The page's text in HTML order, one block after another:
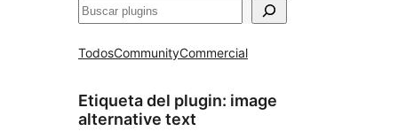
Buscar
TodosCommunityCommercial
Etiqueta del plugin: image
alternative text